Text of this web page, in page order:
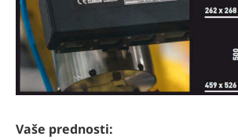
Vaše prednosti: